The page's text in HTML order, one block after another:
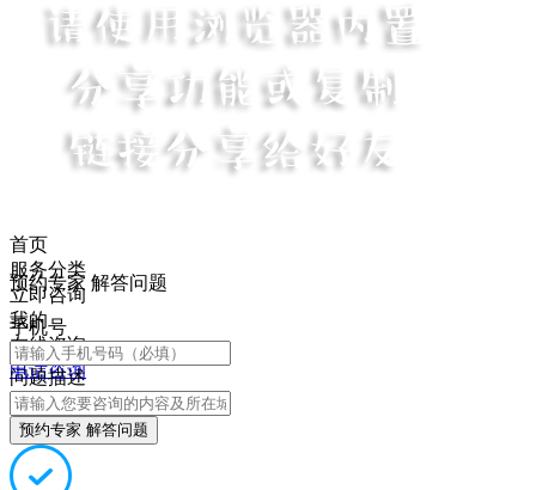
首页
服务分类
立即咨询
我的
在线咨询
电话咨询
预约专家 解答问题
手机号
问题描述
预约专家 解答问题